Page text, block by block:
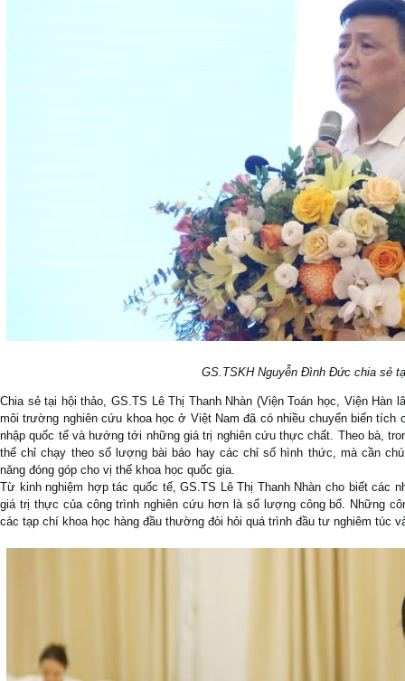
GS.TSKH Nguyễn Đình Đức chia sẻ
Chia sẻ tại hội thảo, GS.TS Lê Thị Thanh Nhàn (Viện Toán học, Viện Hàn
môi trường nghiên cứu khoa học ở Việt Nam đã có nhiều chuyển biến
nhập quốc tế và hướng tới những giá trị nghiên cứu thực chất. Theo bà,
thể chỉ chạy theo số lượng bài báo hay các chỉ số hình thức, mà cần
năng đóng góp cho vị thế khoa học quốc gia.
Từ kinh nghiệm hợp tác quốc tế, GS.TS Lê Thị Thanh Nhàn cho biết các
giá trị thực của công trình nghiên cứu hơn là số lượng công bố. Những
các tạp chí khoa học hàng đầu thường đòi hỏi quá trình đầu tư nghiêm túc